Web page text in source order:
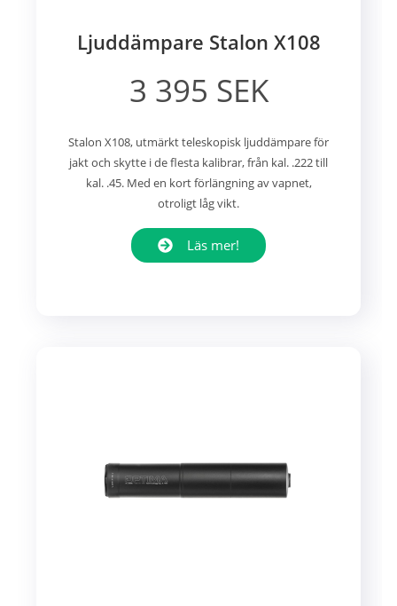
Ljuddämpare Stalon X108
3 395 SEK
Stalon X108, utmärkt teleskopisk ljuddämpare för
jakt och skytte i de flesta kalibrar, från kal. .222 till
kal. .45. Med en kort förlängning av vapnet,
otroligt låg vikt.
Läs mer!